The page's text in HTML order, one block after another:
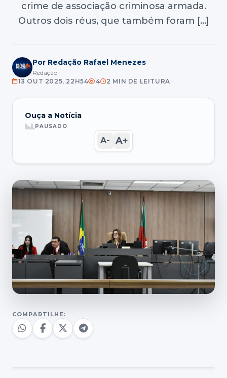
crime de associação criminosa armada.
Outros dois réus, que também foram […]
Por Redação Rafael Menezes
Redação
13 OUT 2025, 22H54
4 2 MIN DE LEITURA
Ouça a Notícia
PAUSADO
A- A+
COMPARTILHE: